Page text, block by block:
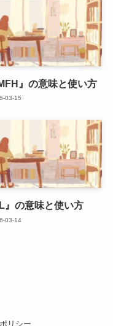
』の意味と使い方
03-15
』の意味と使い方
03-14
リシー